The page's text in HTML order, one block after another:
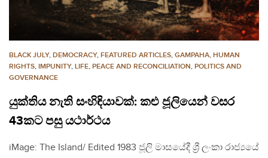
BLACK JULY, DEMOCRACY, FEATURED ARTICLES, GAMPAHA, HUMAN
RIGHTS, IMPUNITY, LIFE, PEACE AND RECONCILIATION, POLITICS AND
GOVERNANCE
යුක්තිය නැති සංහිඳියාවක්: කළු ජූලියෙන් වසර
43කට පසු යථාර්ථය
iMage: The Island/ Edited 1983 ජූලි මාසයේදී ශ්‍රී ලංකා රාජ්‍යයේ